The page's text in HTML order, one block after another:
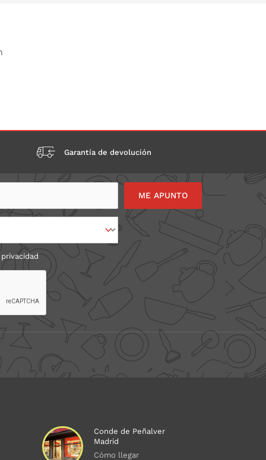
Garantía de devolución
Conde de Peñalver
Madrid
Cómo llegar